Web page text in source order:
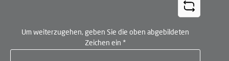
Um weiterzugehen, geben Sie die oben abgebildeten
Zeichen ein *